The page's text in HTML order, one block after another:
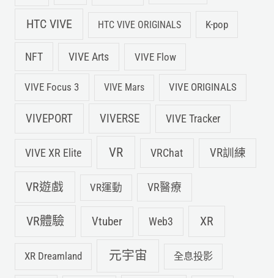
HTC VIVE HTC VIVE ORIGINALS K-pop
NFT VIVE Arts VIVE Flow
VIVE Focus 3 VIVE Mars VIVE ORIGINALS
VIVEPORT VIVERSE VIVE Tracker
VIVE XR Elite VR VRChat VR訓練
VR遊戲 VR運動 VR醫療
VR體驗 Vtuber Web3 XR
XR Dreamland 元宇宙 全息投影